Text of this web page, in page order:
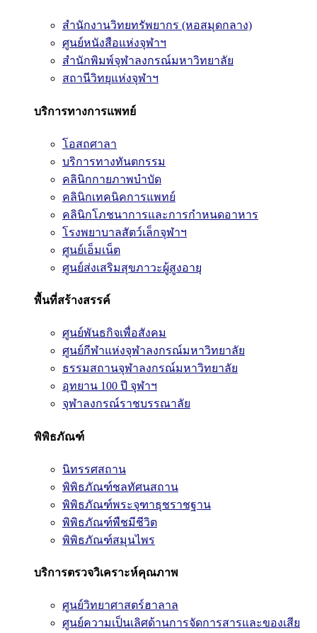
สำนักงานวิทยทรัพยากร (หอสมุดกลาง)
ศูนย์หนังสือแห่งจุฬาฯ
สำนักพิมพ์จุฬาลงกรณ์มหาวิทยาลัย
สถานีวิทยุแห่งจุฬาฯ
บริการทางการแพทย์
โอสถศาลา
บริการทางทันตกรรม
คลินิกกายภาพบำบัด
คลินิกเทคนิคการแพทย์
คลินิกโภชนาการและการกำหนดอาหาร
โรงพยาบาลสัตว์เล็กจุฬาฯ
ศูนย์เอ็มเน็ต
ศูนย์ส่งเสริมสุขภาวะผู้สูงอายุ
พื้นที่สร้างสรรค์
ศูนย์พันธกิจเพื่อสังคม
ศูนย์กีฬาแห่งจุฬาลงกรณ์มหาวิทยาลัย
ธรรมสถานจุฬาลงกรณ์มหาวิทยาลัย
อุทยาน 100 ปี จุฬาฯ
จุฬาลงกรณ์ราชบรรณาลัย
พิพิธภัณฑ์
นิทรรศสถาน
พิพิธภัณฑ์ชลทัศนสถาน
พิพิธภัณฑ์พระจุฑาธุชราชฐาน
พิพิธภัณฑ์พืชมีชีวิต
พิพิธภัณฑ์สมุนไพร
บริการตรวจวิเคราะห์คุณภาพ
ศูนย์วิทยาศาสตร์ฮาลาล
ศูนย์ความเป็นเลิศด้านการจัดการสารและของเสีย